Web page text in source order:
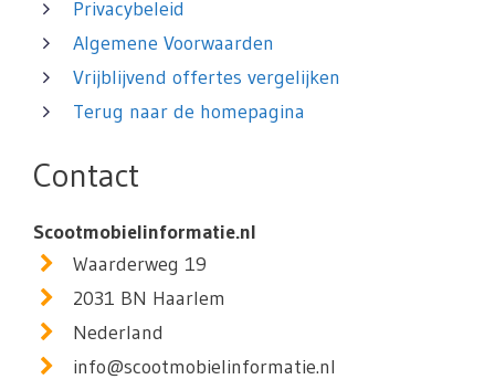
Privacybeleid
Algemene Voorwaarden
Vrijblijvend offertes vergelijken
Terug naar de homepagina
Contact
Scootmobielinformatie.nl
Waarderweg 19
2031 BN Haarlem
Nederland
info@scootmobielinformatie.nl